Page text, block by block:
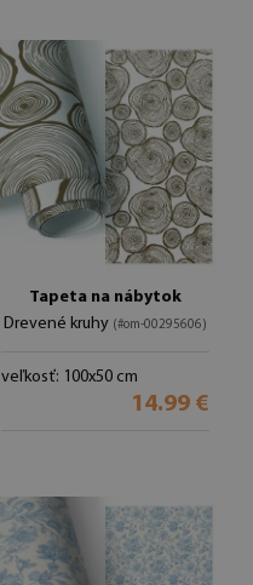
Tapeta na nábytok
Drevené kruhy (#om-00295606)
veľkosť: 100x50 cm
14.99 €